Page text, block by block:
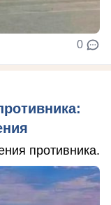
0
противника.